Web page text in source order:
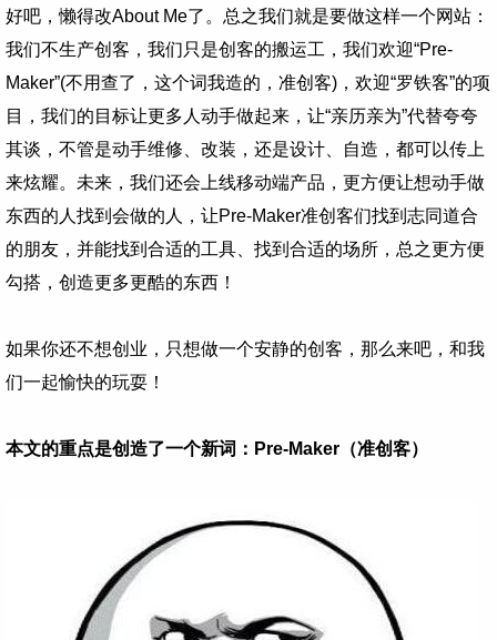
好吧，懒得改About Me了。总之我们就是要做这样一个网站：
我们不生产创客，我们只是创客的搬运工，我们欢迎“Pre-
Maker”(不用查了，这个词我造的，准创客)，欢迎“罗铁客”的项
目，我们的目标让更多人动手做起来，让“亲历亲为”代替夸夸
其谈，不管是动手维修、改装，还是设计、自造，都可以传上
来炫耀。未来，我们还会上线移动端产品，更方便让想动手做
东西的人找到会做的人，让Pre-Maker准创客们找到志同道合
的朋友，并能找到合适的工具、找到合适的场所，总之更方便
勾搭，创造更多更酷的东西！
如果你还不想创业，只想做一个安静的创客，那么来吧，和我
们一起愉快的玩耍！
本文的重点是创造了一个新词：Pre-Maker（准创客）